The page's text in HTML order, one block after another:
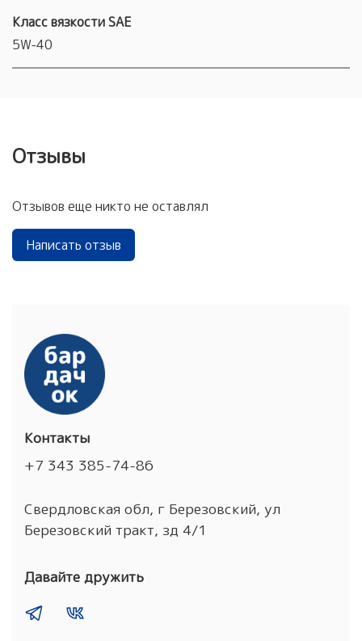
Класс вязкости SAE
5W-40
Отзывы
Отзывов еще никто не оставлял
Написать отзыв
Контакты
+7 343 385-74-86
Свердловская обл, г Березовский, ул
Березовский тракт, зд 4/1
Давайте дружить